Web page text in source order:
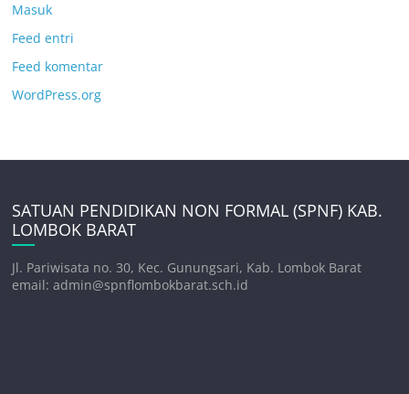
Masuk
Feed entri
Feed komentar
WordPress.org
SATUAN PENDIDIKAN NON FORMAL (SPNF) KAB.
LOMBOK BARAT
Jl. Pariwisata no. 30, Kec. Gunungsari, Kab. Lombok Barat
email: admin@spnflombokbarat.sch.id